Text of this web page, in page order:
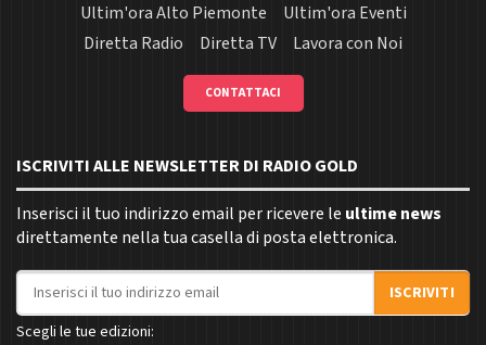
Ultim'ora Alto Piemonte
Ultim'ora Eventi
Diretta Radio
Diretta TV Lavora con Noi
CONTATTACI
ISCRIVITI ALLE NEWSLETTER DI RADIO GOLD
Inserisci il tuo indirizzo email per ricevere le ultime news
direttamente nella tua casella di posta elettronica.
Indirizzo email
ISCRIVITI
Scegli le tue edizioni: